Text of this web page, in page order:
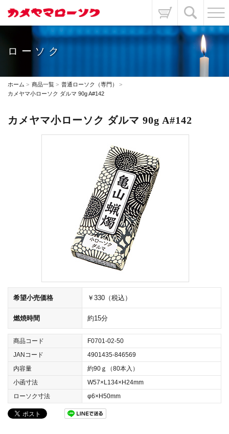
ローソク
ホーム 商品一覧
普通ローソク（専門）
カメヤマ小ローソク ダルマ 90g A#142
カメヤマ小ローソク ダルマ 90g A#142
希望小売価格 ￥330（税込）
燃焼時間 約15分
商品コード
F0701-02-50
JANコード
4901435-846569
内容量
約90ｇ（80本入）
小函寸法
W57×L134×H24mm
ローソク寸法
φ6×H50mm